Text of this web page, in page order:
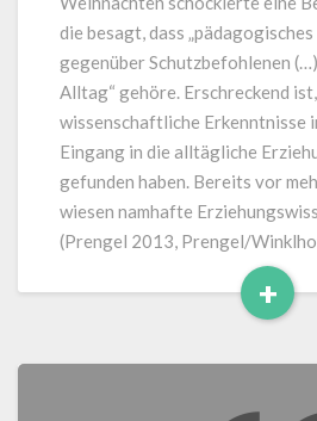
die besagt, dass
gegenüber Schutzbefohlenen
Alltag“ gehöre. Erschreckend
wissenschaftliche Erkenntnisse
Eingang in die alltägliche
gefunden haben. Bereits vor
wiesen namhafte
(Prengel 2013, Prengel/
+
Read